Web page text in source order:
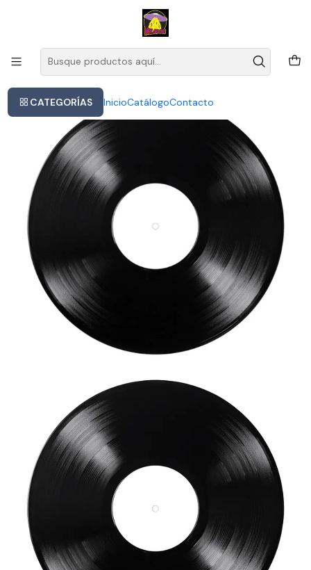
CATEGORÍAS InicioCatálogoContacto
Este es el texto del slide